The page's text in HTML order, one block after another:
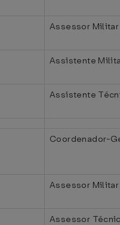
Assessor Militar
Assistente
Assistente
Coordenador-
Assessor Militar
Assessor